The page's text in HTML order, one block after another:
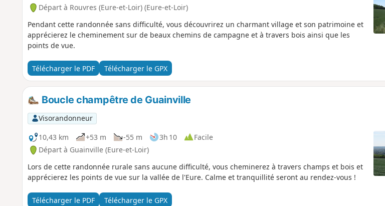
Départ à Rouvres (Eure-et-Loir) (Eure-et-Loir)
Pendant cette randonnée sans difficulté, vous découvrirez un charmant village et son patrimoine et
apprécierez le cheminement sur de beaux chemins de campagne et à travers bois ainsi que les
points de vue.
Télécharger le PDF Télécharger le GPX
Boucle champêtre de Guainville
Visorandonneur
10,43 km
+53 m -55 m 3h 10
Facile
Départ à Guainville (Eure-et-Loir)
Lors de cette randonnée rurale sans aucune difficulté, vous cheminerez à travers champs et bois et
apprécierez les points de vue sur la vallée de l'Eure. Calme et tranquillité seront au rendez-vous !
Télécharger le PDF Télécharger le GPX